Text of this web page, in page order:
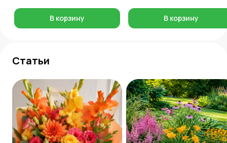
В корзину В корзину
Статьи